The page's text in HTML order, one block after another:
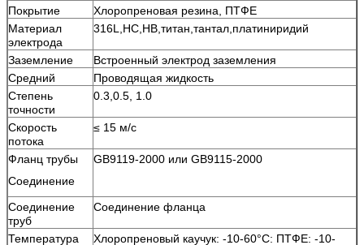
Покрытие
Хлоропреновая резина, ПТФЕ
Материал
электрода
316L,HC,HB,титан,тантал,платиниридий
Заземление
Встроенный электрод заземления
Средний
Проводящая жидкость
Степень
точности
0.3,0.5, 1.0
Скорость
потока
≤ 15 м/с
Фланц трубы
Соединение
GB9119-2000 или GB9115-2000
Соединение
труб
Соединение фланца
Температура
Хлоропреновый каучук: -10-60°C: ПТФЕ: -10-